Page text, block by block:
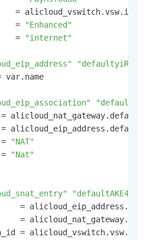
= alicloud_vswitch.vsw.id
=
"Enhanced"
=
"internet"
"defaultyiRwgs"
var.name
"NAT"
"Nat"
"defaultAKE43g"
=
=
= alicloud_vswitch.vsw.id